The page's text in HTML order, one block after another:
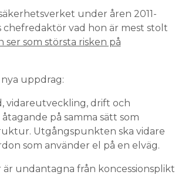
under åren 2011-
vad hon är mest stolt
ser som största risken på
uppdrag:
vidareutveckling, drift och
på samma sätt som
Utgångspunkten ska vidare
som använder el på en elväg.
undantagna från koncessionsplikt